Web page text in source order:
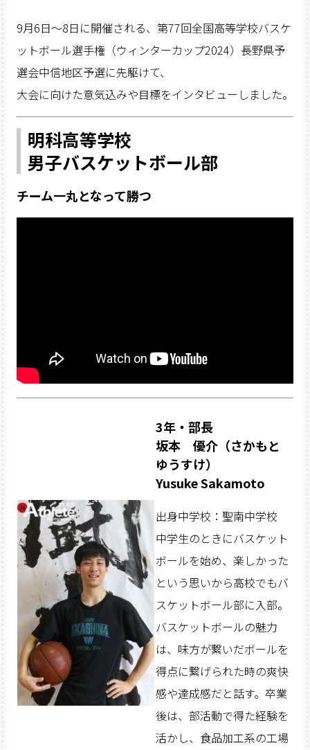
9月6日〜8日に開催される、第77回全国高等学校バスケ
ットボール選手権（ウィンターカップ2024）長野県予
選会中信地区予選に先駆けて、
大会に向けた意気込みや目標をインタビューしました。
明科高等学校
男子バスケットボール部
チーム一丸となって勝つ
3年・部長
坂本 優介（さかもと
ゆうすけ）
Yusuke Sakamoto
出身中学校：聖南中学校
中学生のときにバスケット
ボールを始め、楽しかった
という思いから高校でもバ
スケットボール部に入部。
バスケットボールの魅力
は、味方が繋いだボールを
得点に繋げられた時の爽快
感や達成感だと話す。卒業
後は、部活動で得た経験を
活かし、食品加工系の工場